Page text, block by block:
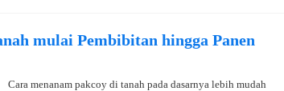
mulai Pembibitan hingga Panen
Cara menanam pakcoy di tanah pada dasarnya lebih mudah